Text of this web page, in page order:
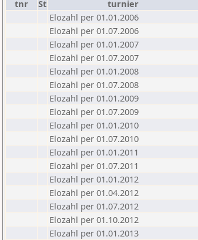
tnr
St turnier
Elozahl per 01.01.2006
Elozahl per 01.07.2006
Elozahl per 01.01.2007
Elozahl per 01.07.2007
Elozahl per 01.01.2008
Elozahl per 01.07.2008
Elozahl per 01.01.2009
Elozahl per 01.07.2009
Elozahl per 01.01.2010
Elozahl per 01.07.2010
Elozahl per 01.01.2011
Elozahl per 01.07.2011
Elozahl per 01.01.2012
Elozahl per 01.04.2012
Elozahl per 01.07.2012
Elozahl per 01.10.2012
Elozahl per 01.01.2013